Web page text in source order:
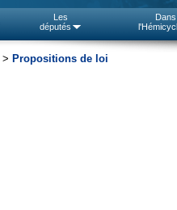
Les
députés
Dans
> Propositions de loi